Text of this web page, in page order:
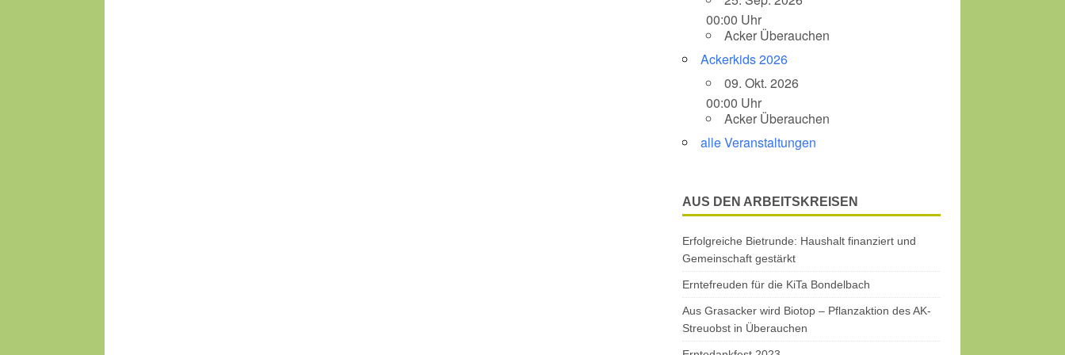
00:00 Uhr
Acker Überauchen
Ackerkids 2026
09. Okt. 2026
00:00 Uhr
Acker Überauchen
alle Veranstaltungen
AUS DEN ARBEITSKREISEN
Erfolgreiche Bietrunde: Haushalt finanziert und
Gemeinschaft gestärkt
Erntefreuden für die KiTa Bondelbach
Aus Grasacker wird Biotop – Pflanzaktion des AK-
Streuobst in Überauchen